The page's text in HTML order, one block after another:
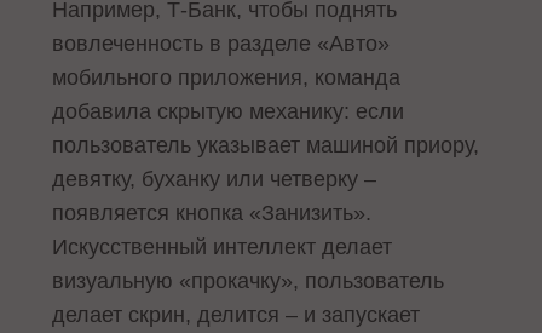
Например, Т-Банк, чтобы поднять
вовлеченность в разделе «Авто»
мобильного приложения, команда
добавила скрытую механику: если
пользователь указывает машиной приору,
девятку, буханку или четверку –
появляется кнопка «Занизить».
Искусственный интеллект делает
визуальную «прокачку», пользователь
делает скрин, делится – и запускает